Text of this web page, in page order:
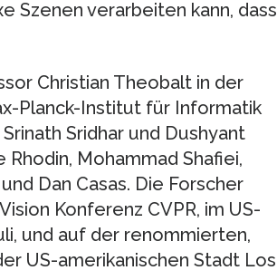
Szenen verarbeiten kann, dass
Christian Theobalt in der
Planck-Institut für Informatik
Sridhar und Dushyant
Mohammad Shafiei,
Dan Casas. Die Forscher
Konferenz CVPR, im US-
und auf der renommierten,
US-amerikanischen Stadt Los